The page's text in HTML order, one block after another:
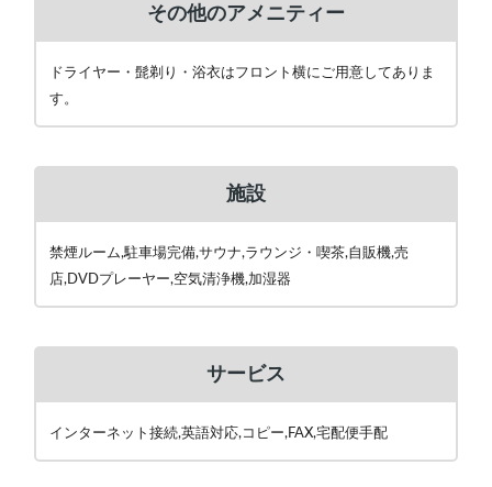
その他のアメニティー
ドライヤー・髭剃り・浴衣はフロント横にご用意してありま
す。
施設
禁煙ルーム,駐車場完備,サウナ,ラウンジ・喫茶,自販機,売
店,DVDプレーヤー,空気清浄機,加湿器
サービス
インターネット接続,英語対応,コピー,FAX,宅配便手配